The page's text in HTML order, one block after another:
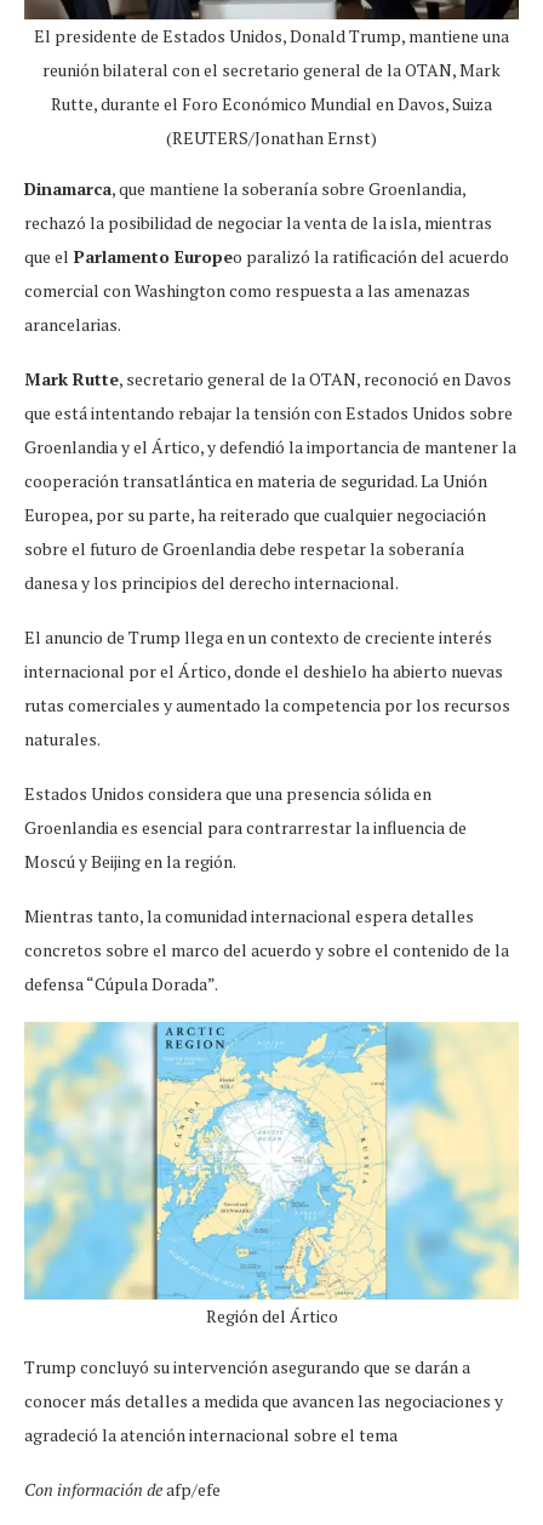
El presidente de Estados Unidos, Donald Trump, mantiene una
reunión bilateral con el secretario general de la OTAN, Mark
Rutte, durante el Foro Económico Mundial en Davos, Suiza
(REUTERS/Jonathan Ernst)
Dinamarca, que mantiene la soberanía sobre Groenlandia,
rechazó la posibilidad de negociar la venta de la isla, mientras
que el Parlamento Europeo paralizó la ratificación del acuerdo
comercial con Washington como respuesta a las amenazas
arancelarias.
Mark Rutte, secretario general de la OTAN, reconoció en Davos
que está intentando rebajar la tensión con Estados Unidos sobre
Groenlandia y el Ártico, y defendió la importancia de mantener la
cooperación transatlántica en materia de seguridad. La Unión
Europea, por su parte, ha reiterado que cualquier negociación
sobre el futuro de Groenlandia debe respetar la soberanía
danesa y los principios del derecho internacional.
El anuncio de Trump llega en un contexto de creciente interés
internacional por el Ártico, donde el deshielo ha abierto nuevas
rutas comerciales y aumentado la competencia por los recursos
naturales.
Estados Unidos considera que una presencia sólida en
Groenlandia es esencial para contrarrestar la influencia de
Moscú y Beijing en la región.
Mientras tanto, la comunidad internacional espera detalles
concretos sobre el marco del acuerdo y sobre el contenido de la
defensa “Cúpula Dorada”.
Región del Ártico
Trump concluyó su intervención asegurando que se darán a
conocer más detalles a medida que avancen las negociaciones y
agradeció la atención internacional sobre el tema
Con información deafp/efe